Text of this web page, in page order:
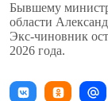
Бывшему
области
Экс-чиновник
2026 года.